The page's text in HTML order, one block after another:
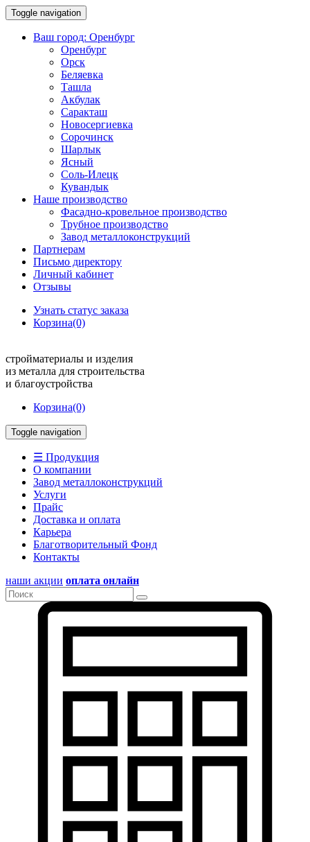
Toggle navigation
Ваш город: Оренбург
Оренбург
Орск
Беляевка
Ташла
Акбулак
Саракташ
Новосергиевка
Сорочинск
Шарлык
Ясный
Соль-Илецк
Кувандык
Наше производство
Фасадно-кровельное производство
Трубное производство
Завод металлоконструкций
Партнерам
Письмо директору
Личный кабинет
Отзывы
Узнать статус заказа
Корзина(0)
стройматериалы и изделия
из металла для строительства
и благоустройства
Корзина(0)
Toggle navigation
☰ Продукция
О компании
Завод металлоконструкций
Услуги
Прайс
Доставка и оплата
Карьера
Благотворительный Фонд
Контакты
наши акции оплата онлайн